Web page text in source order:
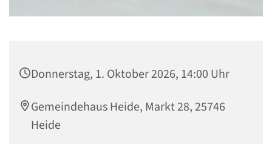
Donnerstag, 1. Oktober 2026, 14:00 Uhr
Gemeindehaus Heide, Markt 28, 25746
Heide